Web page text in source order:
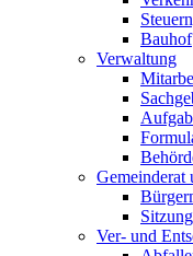
Bauhof
Verwaltung
Gemeinderat
Ver- und